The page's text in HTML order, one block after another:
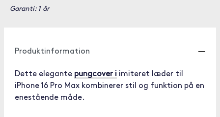
Garanti: 1 år
Produktinformation
Dette elegante pungcover i imiteret læder til
iPhone 16 Pro Max kombinerer stil og funktion på en
enestående måde.